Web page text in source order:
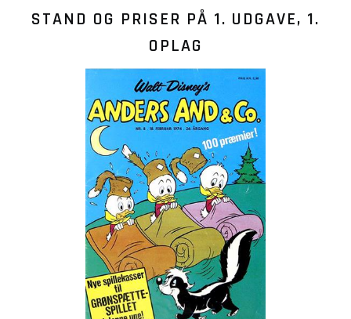
STAND OG PRISER PÅ 1. UDGAVE, 1.
OPLAG